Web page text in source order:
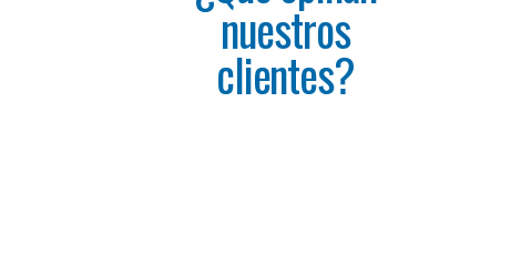
nuestros
clientes?